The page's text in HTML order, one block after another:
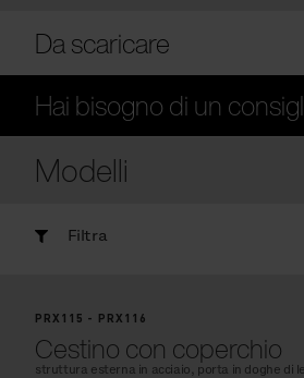
Da scaricare
Hai bisogno di un
Modelli
Filtra
PRX115 - PRX116
Cestino con coperchio
struttura esterna in acciaio, porta in doghe di